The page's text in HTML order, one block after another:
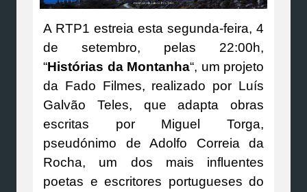
A RTP1 estreia esta segunda-feira, 4
de setembro, pelas 22:00h,
“Histórias da Montanha“, um projeto
da Fado Filmes, realizado por Luís
Galvão Teles, que adapta obras
escritas por Miguel Torga,
pseudónimo de Adolfo Correia da
Rocha, um dos mais influentes
poetas e escritores portugueses do